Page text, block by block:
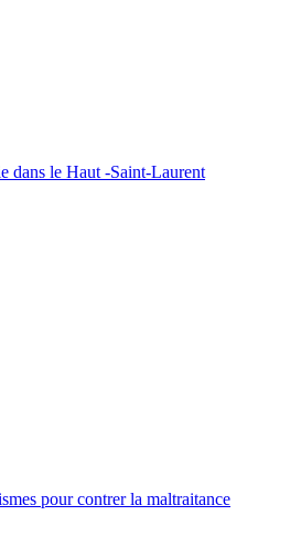
pour contrer la maltraitance